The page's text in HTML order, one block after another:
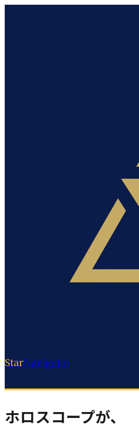
StarNavigator
ホロスコープが、